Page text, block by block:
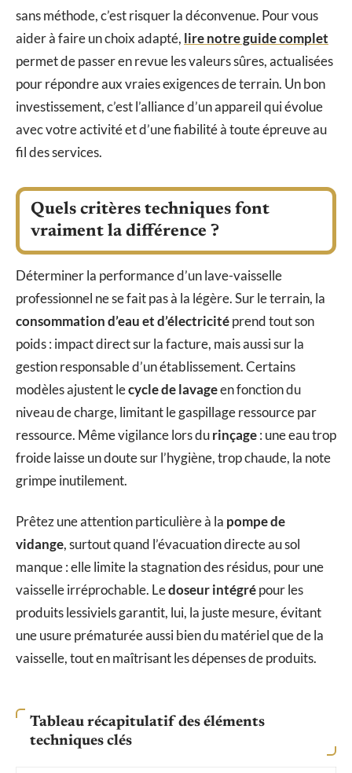
sans méthode, c’est risquer la déconvenue. Pour vous
aider à faire un choix adapté, lire notre guide complet
permet de passer en revue les valeurs sûres, actualisées
pour répondre aux vraies exigences de terrain. Un bon
investissement, c’est l’alliance d’un appareil qui évolue
avec votre activité et d’une fiabilité à toute épreuve au
fil des services.
Quels critères techniques font
vraiment la différence ?
Déterminer la performance d’un lave-vaisselle
professionnel ne se fait pas à la légère. Sur le terrain, la
consommation d’eau et d’électricitéprend tout son
poids : impact direct sur la facture, mais aussi sur la
gestion responsable d’un établissement. Certains
modèles ajustent lecycle de lavageen fonction du
niveau de charge, limitant le gaspillage ressource par
ressource. Même vigilance lors durinçage: une eau trop
froide laisse un doute sur l’hygiène, trop chaude, la note
grimpe inutilement.
Prêtez une attention particulière à la pompe de
vidange, surtout quand l’évacuation directe au sol
manque : elle limite la stagnation des résidus, pour une
vaisselle irréprochable. Ledoseur intégrépour les
produits lessiviels garantit, lui, la juste mesure, évitant
une usure prématurée aussi bien du matériel que de la
vaisselle, tout en maîtrisant les dépenses de produits.
Tableau récapitulatif des éléments
techniques clés